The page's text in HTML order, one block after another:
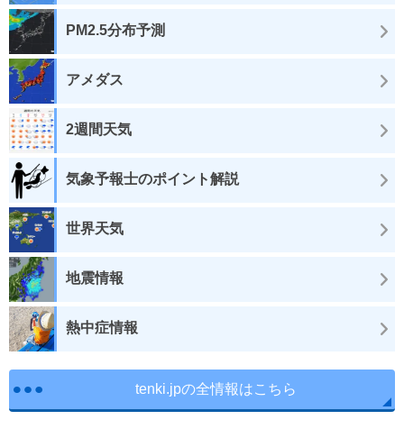
PM2.5分布予測
アメダス
2週間天気
気象予報士のポイント解説
世界天気
地震情報
熱中症情報
tenki.jpの全情報はこちら